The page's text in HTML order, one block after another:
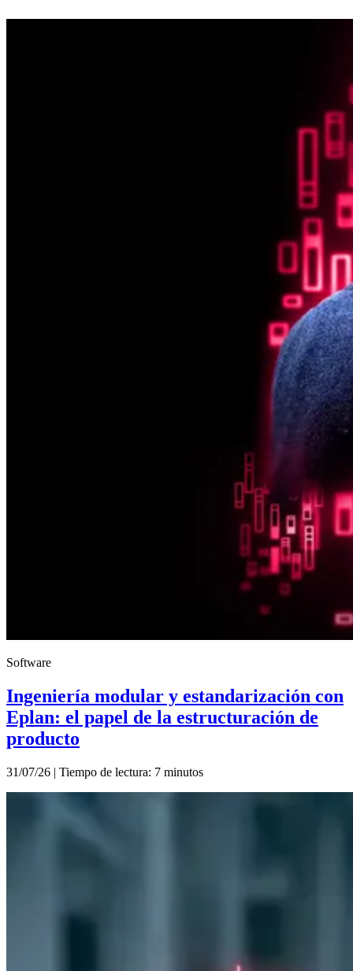
Software
Ingeniería modular y estandarización con
Eplan: el papel de la estructuración de
producto
31/07/26 | Tiempo de lectura: 7 minutos